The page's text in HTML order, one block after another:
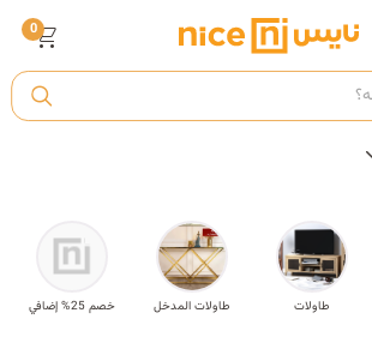
أ
0
طاولات طاولات المدخل خصم 25% إضافي